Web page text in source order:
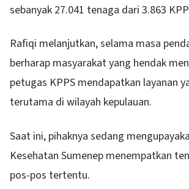
sebanyak 27.041 tenaga dari 3.863
Rafiqi melanjutkan, selama masa
berharap masyarakat yang hendak
petugas KPPS mendapatkan layanan
terutama di wilayah kepulauan.
Saat ini, pihaknya sedang
Kesehatan Sumenep menempatkan
pos-pos tertentu.